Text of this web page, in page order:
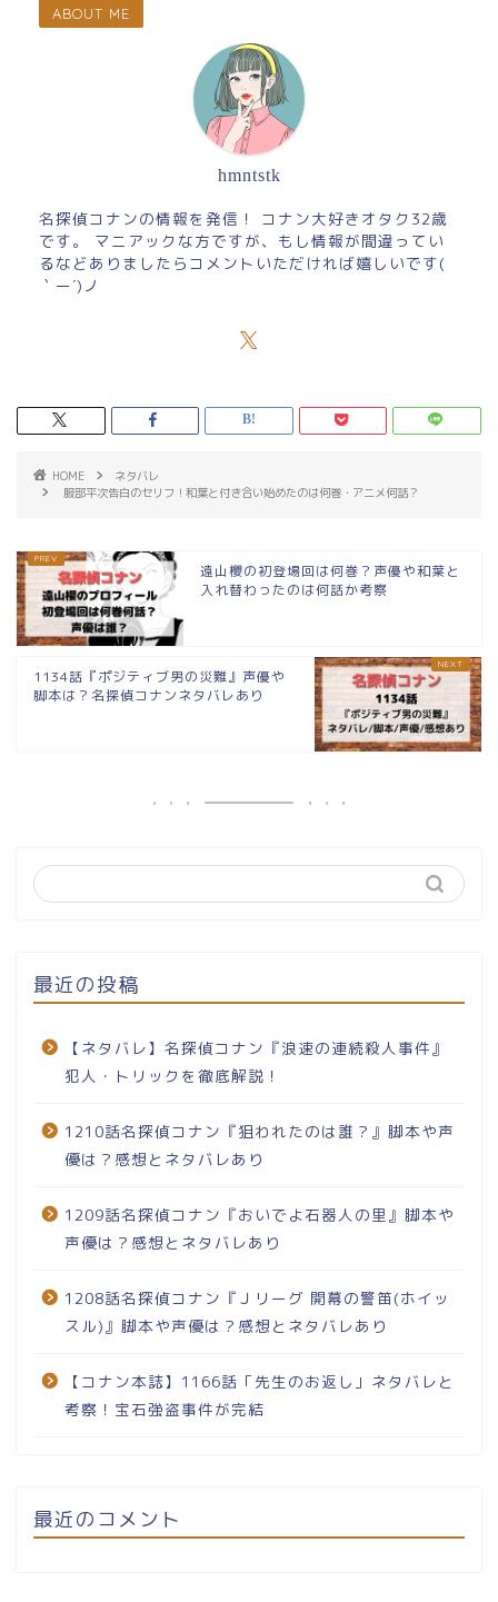
ABOUT ME
hmntstk
名探偵コナンの情報を発信！ コナン大好きオタク32歳
です。 マニアックな方ですが、もし情報が間違ってい
るなどありましたらコメントいただければ嬉しいです(
｀ー´)ノ
HOME
ネタバレ
服部平次告白のセリフ！和葉と付き合い始めたのは何巻・アニメ何話？
遠山櫻の初登場回は何巻？声優や和葉と
入れ替わったのは何話か考察
1134話『ポジティブ男の災難』声優や
脚本は？名探偵コナンネタバレあり
最近の投稿
【ネタバレ】名探偵コナン『浪速の連続殺人事件』
犯人・トリックを徹底解説！
1210話名探偵コナン『狙われたのは誰？』脚本や声
優は？感想とネタバレあり
1209話名探偵コナン『おいでよ石器人の里』脚本や
声優は？感想とネタバレあり
1208話名探偵コナン『Ｊリーグ 開幕の警笛(ホイッ
スル)』脚本や声優は？感想とネタバレあり
【コナン本誌】1166話「先生のお返し」ネタバレと
考察！宝石強盗事件が完結
最近のコメント